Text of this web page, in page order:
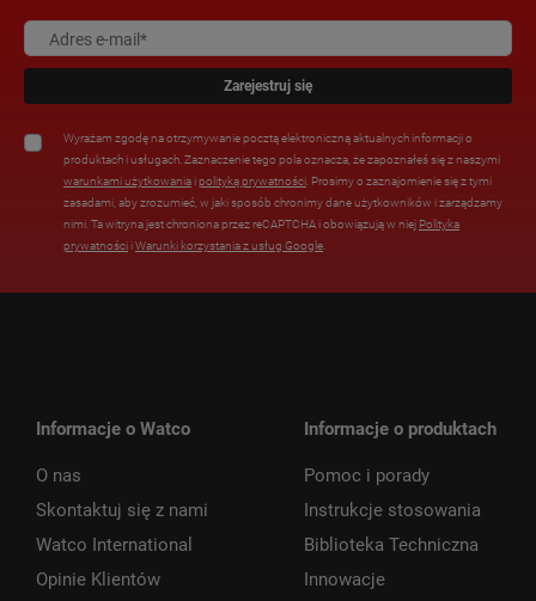
Zarejestruj się
Wyrażam zgodę na otrzymywanie pocztą elektroniczną aktualnych informacji o
produktach i usługach. Zaznaczenie tego pola oznacza, że zapoznałeś się z naszymi
warunkami użytkowania ipolityką prywatności . Prosimy o zaznajomienie się z tymi
zasadami, aby zrozumieć, w jaki sposób chronimy dane użytkowników i zarządzamy
nimi. Ta witryna jest chroniona przez reCAPTCHA i obowiązują w niej Polityka
prywatności iWarunki korzystania z usług Google
Informacje o Watco
O nas
Skontaktuj się z nami
Watco International
Opinie Klientów
Informacje o produktach
Pomoc i porady
Instrukcje stosowania
Biblioteka Techniczna
Innowacje